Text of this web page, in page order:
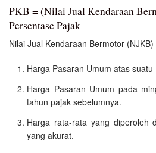
PKB = (Nilai Jual Kendaraan
Persentase Pajak
Nilai Jual Kendaraan Bermotor
Harga Pasaran Umum atas
Harga Pasaran Umum pada
tahun pajak sebelumnya.
Harga rata-rata yang diperoleh
yang akurat.